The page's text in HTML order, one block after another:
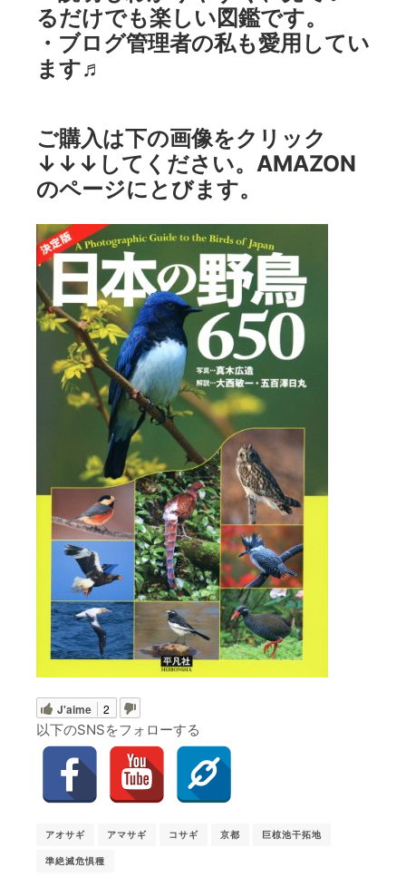
るだけでも楽しい図鑑です。
・ブログ管理者の私も愛用してい
ます♬
ご購入は下の画像をクリック
↓↓↓してください。AMAZON
のページにとびます。
J'aime 2
以下のSNSをフォローする
アオサギ アマサギ コサギ 京都 巨椋池干拓地
準絶滅危惧種